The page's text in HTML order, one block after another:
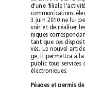
électroniques.